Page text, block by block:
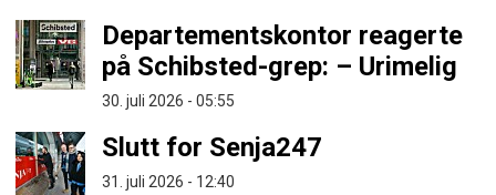
Departementskontor reagerte
på Schibsted-grep: – Urimelig
30. juli 2026 - 05:55
Slutt for Senja247
31. juli 2026 - 12:40